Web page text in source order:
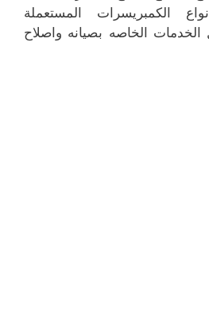
الكمبريسرات المستعملة
الخاصه بصيانه واصلاح